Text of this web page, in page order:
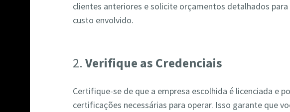
clientes anteriores e solicite orçamentos detalhados
custo envolvido.
2.Verifique as Credenciais
Certifique-se de que a empresa escolhida é licenciada e
certificações necessárias para operar. Isso garante que